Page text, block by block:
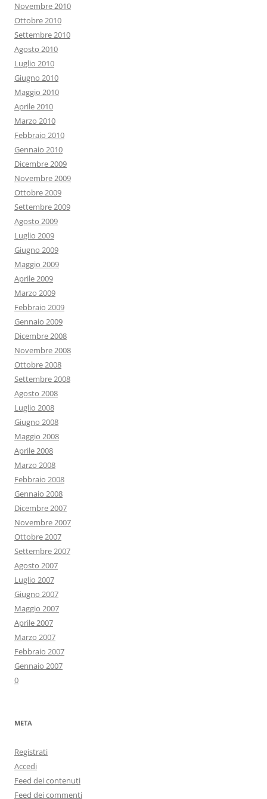
Novembre 2010
Ottobre 2010
Settembre 2010
Agosto 2010
Luglio 2010
Giugno 2010
Maggio 2010
Aprile 2010
Marzo 2010
Febbraio 2010
Gennaio 2010
Dicembre 2009
Novembre 2009
Ottobre 2009
Settembre 2009
Agosto 2009
Luglio 2009
Giugno 2009
Maggio 2009
Aprile 2009
Marzo 2009
Febbraio 2009
Gennaio 2009
Dicembre 2008
Novembre 2008
Ottobre 2008
Settembre 2008
Agosto 2008
Luglio 2008
Giugno 2008
Maggio 2008
Aprile 2008
Marzo 2008
Febbraio 2008
Gennaio 2008
Dicembre 2007
Novembre 2007
Ottobre 2007
Settembre 2007
Agosto 2007
Luglio 2007
Giugno 2007
Maggio 2007
Aprile 2007
Marzo 2007
Febbraio 2007
Gennaio 2007
0
META
Registrati
Accedi
Feed dei contenuti
Feed dei commenti